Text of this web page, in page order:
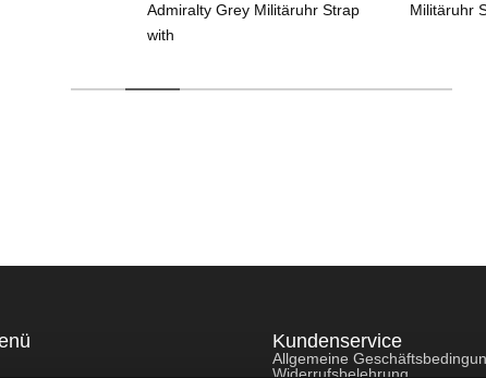
Admiralty Grey Militäruhr Strap
with
Militäruhr
Kundenservice
Allgemeine
Widerrufsbelehrung